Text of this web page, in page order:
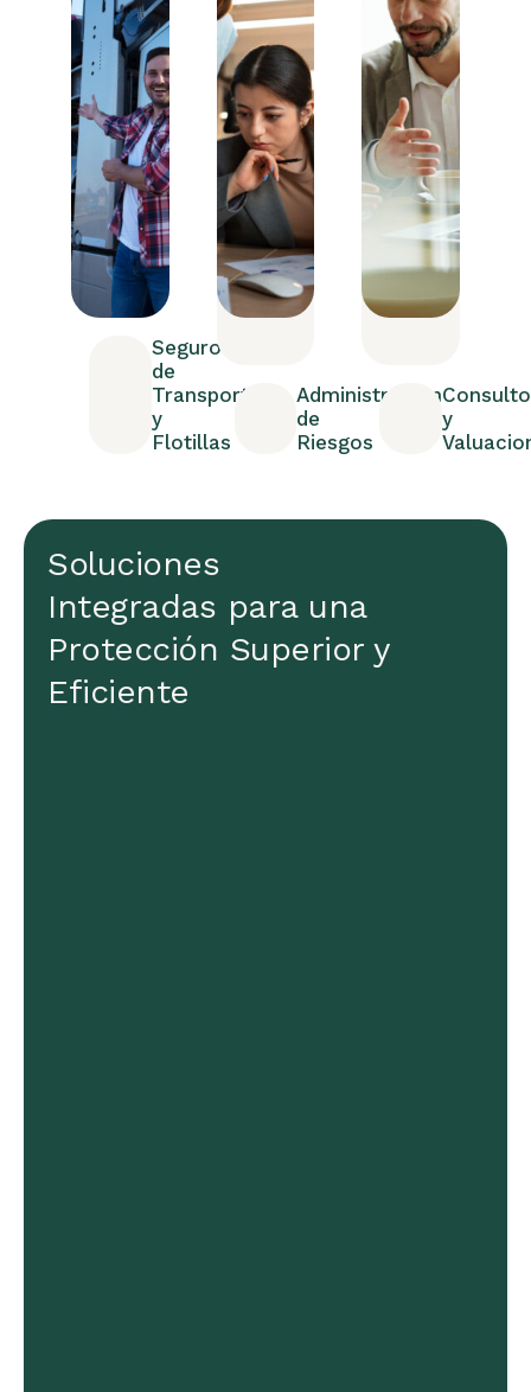
Seguros
de
Transporte
y
Flotillas
Administración
de
Riesgos
y
Soluciones
Integradas para una
Protección Superior y
Eficiente